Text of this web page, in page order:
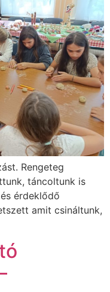
Rengeteg
táncoltunk is
érdeklődő
amit csináltunk,